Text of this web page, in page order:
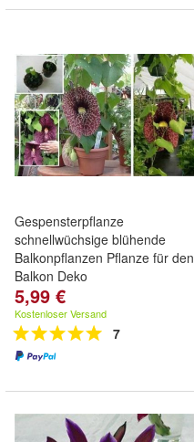
Gespensterpflanze
schnellwüchsige blühende
Balkonpflanzen Pflanze für den
Balkon Deko
5,99 €
Kostenloser Versand
7